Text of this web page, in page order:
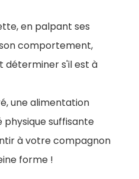
en palpant ses
comportement,
déterminer s'il est à
une alimentation
suffisante
à votre compagnon
forme !